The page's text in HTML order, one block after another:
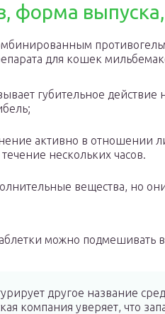
форма
для кошек
губительное
активно в отношении
нескольких часов.
вещества, но
можно подмешивать
другое название
компания уверяет, что